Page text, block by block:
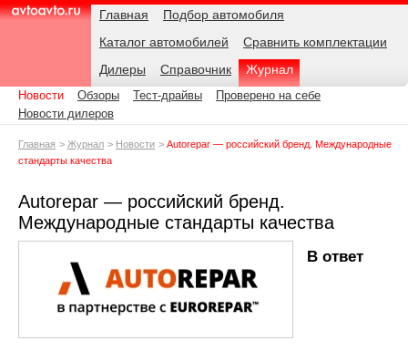
AvtoAvto.ru
Навигация Главная
Подбор автомобиля
Каталог автомобилей
Сравнить комплектации
Дилеры
Справочник Журнал
Подразделы
Новости Обзоры Тест-драйвы
Проверено на себе
Новости дилеров
Родительские
Главная Журнал Новости
Autorepar — российский бренд. Международные
стандарты качества
Autorepar — российский бренд.
Международные стандарты качества
В ответ
Дата: